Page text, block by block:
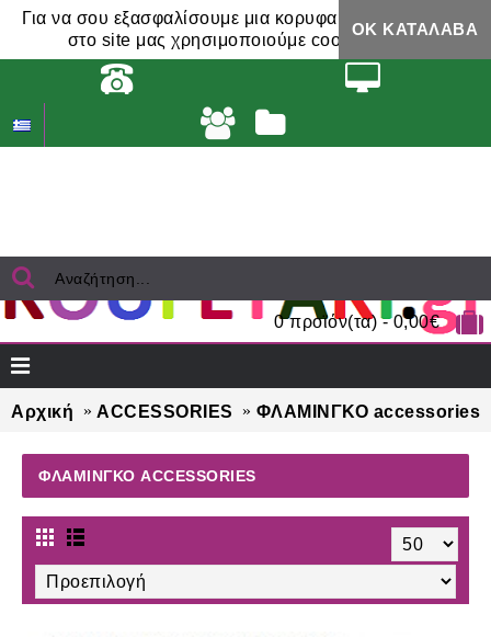
Για να σου εξασφαλίσουμε μια κορυφαία εμπειρία,
στο site μας χρησιμοποιούμε cookies.
ΟΚ ΚΑΤΆΛΑΒΑ
0 προϊόν(τα) - 0,00€
Αρχική ACCESSORIES ΦΛΑΜΙΝΓΚΟ accessories
ΦΛΑΜΙΝΓΚΟ ACCESSORIES